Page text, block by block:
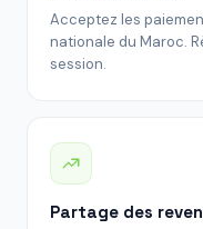
Acceptez les
nationale du Maroc.
session.
Partage des